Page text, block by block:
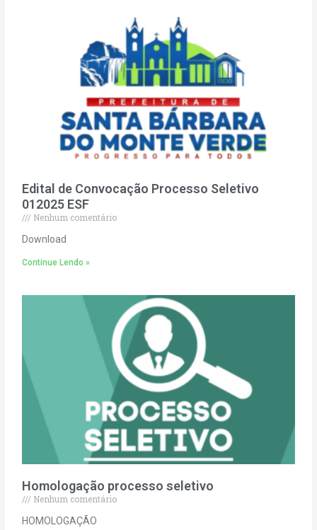
Edital de Convocação Processo Seletivo
012025 ESF
Nenhum comentário
Download
Continue Lendo »
Homologação processo seletivo
Nenhum comentário
HOMOLOGAÇÃO